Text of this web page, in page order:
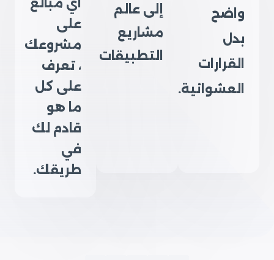
واضح
بدل
القرارات
العشوائية.
إلى عالم
مشاريع
التطبيقات
اي مبالغ
على
مشروعك
، تعرف
على كل
ما هو
قادم لك
في
طريقك.